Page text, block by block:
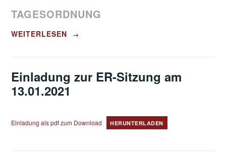
TAGESORDNUNG
„EINLADUNG
AM
10.02.2021“
WEITERLESEN →
Einladung zur ER-Sitzung am
13.01.2021
Einladung als pdf zum Download HERUNTERLADEN